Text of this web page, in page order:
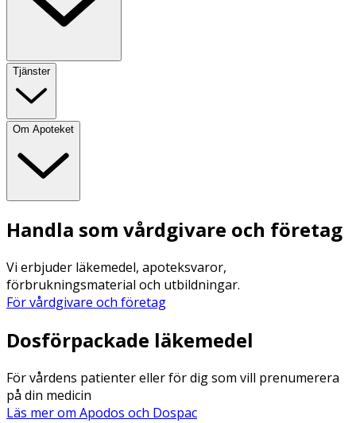
Tjänster
Om Apoteket
Handla som vårdgivare och företag
Vi erbjuder läkemedel, apoteksvaror,
förbrukningsmaterial och utbildningar.
För vårdgivare och företag
Dosförpackade läkemedel
För vårdens patienter eller för dig som vill prenumerera
på din medicin
Läs mer om Apodos och Dospac